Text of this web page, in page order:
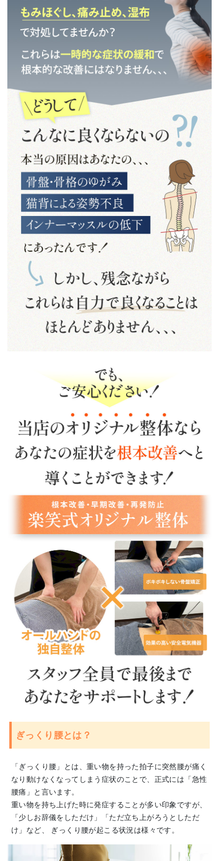
ぎっくり腰とは？
「ぎっくり腰」とは、重い物を持った拍子に突然腰が痛く
なり動けなくなってしまう症状のことで、正式には「急性
腰痛」と言います。
重い物を持ち上げた時に発症することが多い印象ですが、
「少しお辞儀をしただけ」「ただ立ち上がろうとしただ
け」など、 ぎっくり腰が起こる状況は様々です。